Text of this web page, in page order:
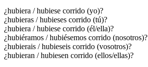
¿hubiera / hubiese corrido (yo)?
¿hubieras / hubieses corrido (tú)?
¿hubiera / hubiese corrido (él/ella)?
¿hubiéramos / hubiésemos corrido (nosotros)?
¿hubierais / hubieseis corrido (vosotros)?
¿hubieran / hubiesen corrido (ellos/ellas)?